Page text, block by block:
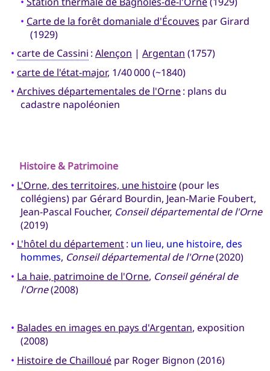
• Carte de la forêt domaniale d'Écouves par Girard
(1929)
• carte de Cassini : Alençon | Argentan (1757)
• carte de l'état-major, 1/40 000 (~1840)
• Archives départementales de l'Orne: plans du
cadastre napoléonien
Histoire & Patrimoine
• L'Orne, des territoires, une histoire(pour les
collégiens) par Gérard Bourdin, Jean-Marie Foubert,
Jean-Pascal Foucher, Conseil départemental de l'Orne
(2019)
• L'hôtel du département: un lieu, une histoire, des
hommes, Conseil départemental de l'Orne(2020)
• La haie, patrimoine de l'Orne, Conseil général de
l'Orne(2008)
• Balades en images en pays d'Argentan, exposition
(2008)
• Histoire de Chaillouépar Roger Bignon (2016)